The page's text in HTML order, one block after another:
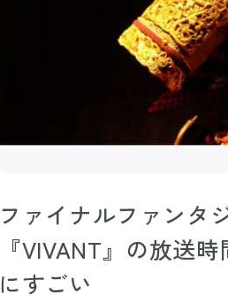
ファイナルファンタ
『VIVANT』の放送
にすごい